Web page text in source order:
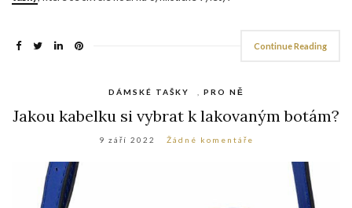
Continue Reading
DÁMSKÉ TAŠKY PRO NĚ
Jakou kabelku si vybrat k lakovaným botám?
9 září 2022 Žádné komentáře